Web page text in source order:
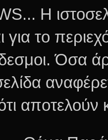
Η
το
Όσα
ότι